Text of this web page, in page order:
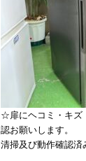
☆扉にヘコミ・キズ
認お願いします。
清掃及び動作確認済